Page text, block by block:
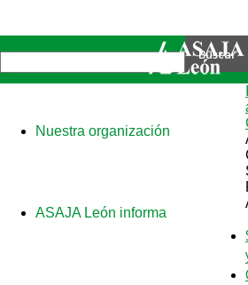
Nuestra organización
ASAJA León informa